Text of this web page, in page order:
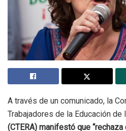
A través de un comunicado, la
Trabajadores de la Educación de
(CTERA) manifestó que